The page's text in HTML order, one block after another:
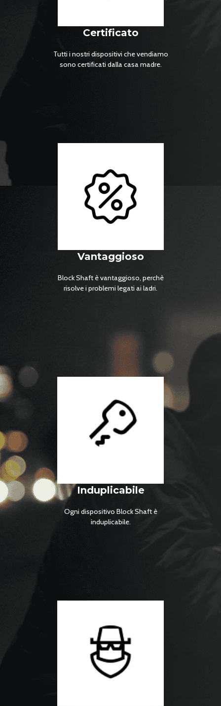
Tutti i nostri dispositivi che vendiamo
Vantaggioso
Block Shaft è vantaggioso, perchè
Induplicabile
Ogni dispositivo Block Shaft è